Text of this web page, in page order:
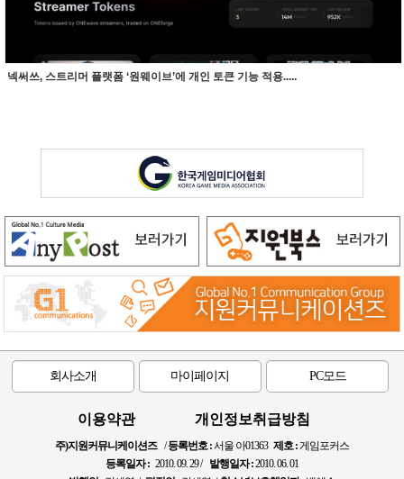
넥써쓰, 스트리머 플랫폼 ‘원웨이브’에 개인 토큰 기능 적용.....
회사소개 마이페이지 PC모드
이용약관 개인정보취급방침
주)지원커뮤니케이션즈/등록번호 :서울 아01363 제호 : 게임포커스
등록일자 : 2010. 09. 29 / 발행일자 :2010. 06. 01